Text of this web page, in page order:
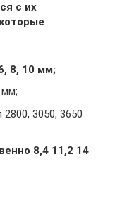
с их
8, 10 мм;
мм;
3050, 3650
8,4 11,2 14